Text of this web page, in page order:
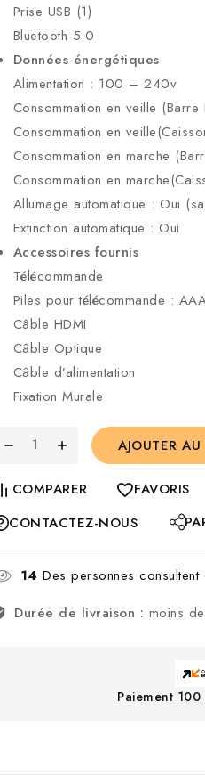
Prise USB (1)
Bluetooth 5.0
Données énergétiques
Alimentation : 100 – 240v
Consommation en veille
Consommation en
Consommation en marche
Consommation en
Allumage automatique : Oui
Extinction automatique : Oui
Accessoires fournis
Télécommande
Piles pour télécommande :
Câble HDMI
Câble Optique
Câble d’alimentation
Fixation Murale
AJOUTER
COMPARER
FAVORIS
CONTACTEZ-NOUS
14 Des personnes
Durée de livraison : moins
Paiement